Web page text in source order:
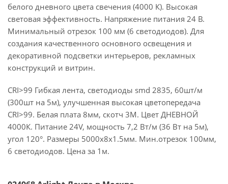
белого дневного цвета свечения (4000 К). Высокая
световая эффективность. Напряжение питания 24 В.
Минимальный отрезок 100 мм (6 светодиодов). Для
создания качественного основного освещения и
декоративной подсветки интерьеров, рекламных
конструкций и витрин.
CRI>99 Гибкая лента, светодиоды smd 2835, 60шт/м
(300шт на 5м), улучшенная высокая цветопередача
CRI>99. Белая плата 8мм, скотч 3М. Цвет ДНЕВНОЙ
4000К. Питание 24V, мощность 7,2 Вт/м (36 Вт на 5м),
угол 120°. Размеры 5000х8х1.5мм. Мин.отрезок 100мм,
6 светодиодов. Цена за 1м.